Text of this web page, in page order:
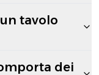
tavolo
dei